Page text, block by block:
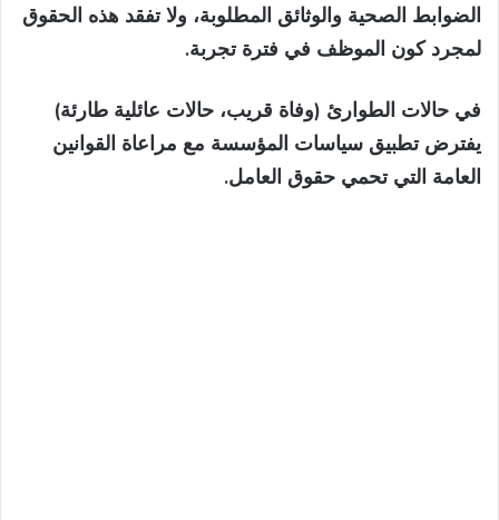
الضوابط الصحية والوثائق المطلوبة، ولا تفقد هذه الحقوق
لمجرد كون الموظف في فترة تجربة.
في حالات الطوارئ (وفاة قريب، حالات عائلية طارئة)
يفترض تطبيق سياسات المؤسسة مع مراعاة القوانين
العامة التي تحمي حقوق العامل.